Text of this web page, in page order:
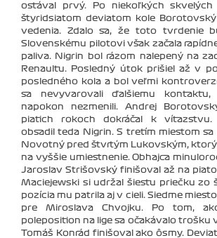
ostával prvý. Po niekoľkých
štyridsiatom deviatom kole
vedenia. Zdalo sa, že toto tvrdenie
Slovenskému pilotovi však začala
paliva. Nigrin bol rázom nalepený na
Renaultu. Posledný útok prišiel až v
posledného kola a bol veľmi
sa nevyvarovali ďalšiemu
napokon nezmenili. Andrej
piatich rokoch dokráčal k víťazstvu.
obsadil teda Nigrin. S tretím miestom
Novotný pred štvrtým Lukovským,
na vyššie umiestnenie. Obhajca
Jaroslav Strišovský finišoval až na
Maciejewski si udržal šiestu priečku zo
pozícia mu patrila aj v cieli. Siedme
pre Miroslava Chvojku. Po tom,
poleposition na lige sa očakávalo trošku
Tomáš Konrád finišoval ako ôsmy.